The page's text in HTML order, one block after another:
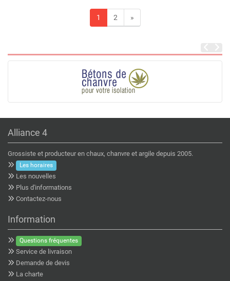
1 2 »
Alliance 4
Grossiste et producteur en chaux, chanvre et argile depuis 2005.
Les horaires
Les nouvelles
Plus d'informations
Contactez-nous
Information
Questions fréquentes
Service de livraison
Demande de devis
La charte